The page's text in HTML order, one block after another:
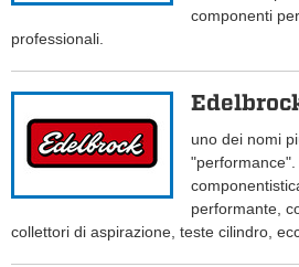
componenti
professionali.
uno dei nomi
performante,
collettori di aspirazione, teste cilindro,